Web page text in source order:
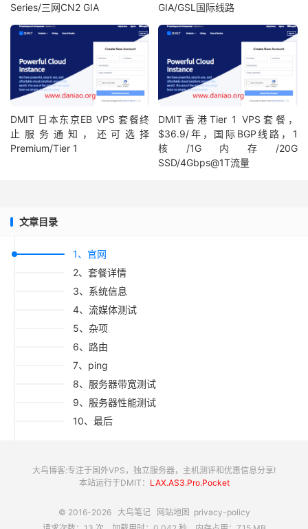
Series/三网CN2 GIA
GIA/GSL国际线路
DMIT 日本东京EB VPS 套餐终
止服务通知，还可选择
Premium/Tier 1
DMIT香港Tier 1 VPS套餐，
$36.9/年，国际BGP线路，1
核/1G内存/20G
SSD/4Gbps@1T流量
文章目录
1、官网
2、套餐详情
3、系统信息
4、流媒体测试
5、杂项
6、路由
7、ping
8、服务器带宽测试
9、服务器性能测试
10、最后
大鸟博客:专注于国外VPS，独立服务器，主机测评和优惠信息分享!
本站运行于DMIT： LAX.AS3.Pro.Pocket
© 2016-2026 大鸟笔记 网站地图 privacy-policy